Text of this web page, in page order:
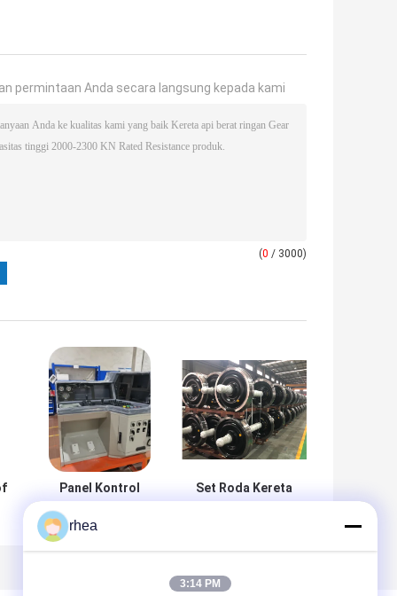
permintaan Anda secara langsung kepada kami
(0 / 3000)
Panel Kontrol
Shunting Untuk
Set Roda Kereta
rhea
3:14 PM